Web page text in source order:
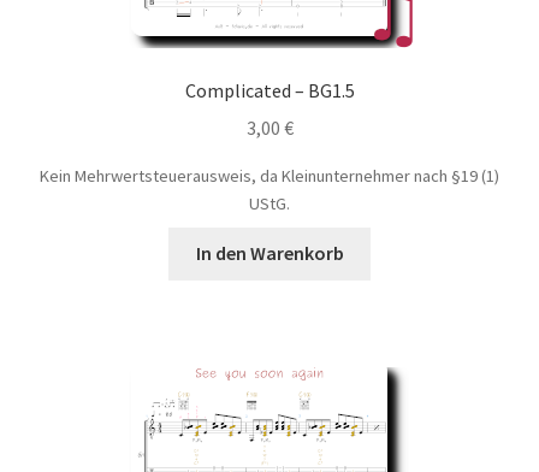
Complicated – BG1.5
3,00 €
Kein Mehrwertsteuerausweis, da Kleinunternehmer nach §19 (1)
UStG.
In den Warenkorb